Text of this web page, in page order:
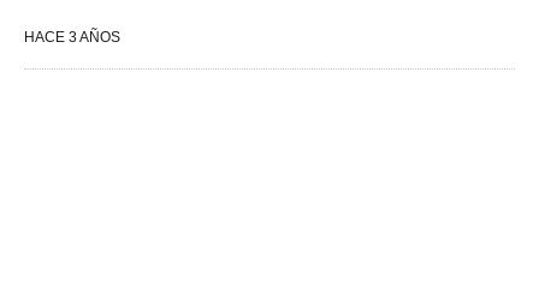
HACE 3 AÑOS